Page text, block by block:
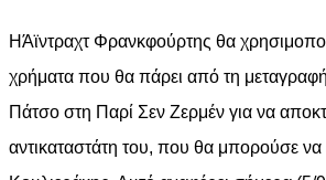
HΆϊντραχτ Φρανκφούρτης θα
χρήματα που θα πάρει από τη μεταγραφή
Πάτσο στη Παρί Σεν Ζερμέν για να
αντικαταστάτη του, που θα μπορούσε να